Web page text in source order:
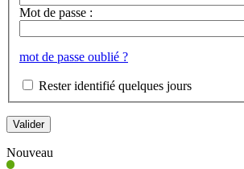
Mot de passe :
mot de passe oublié ?
Rester identifié quelques jours
Nouveau